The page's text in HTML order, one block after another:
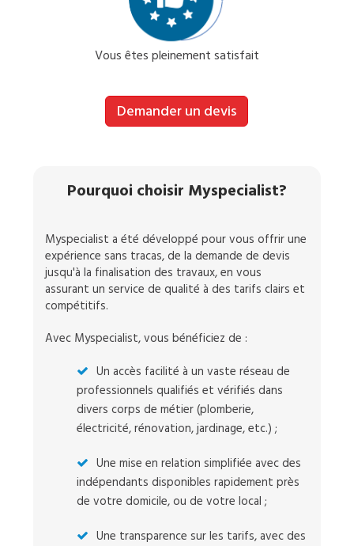
Vous êtes pleinement satisfait
Demander un devis
Pourquoi choisir Myspecialist?
Myspecialist a été développé pour vous offrir une
expérience sans tracas, de la demande de devis
jusqu'à la finalisation des travaux, en vous
assurant un service de qualité à des tarifs clairs et
compétitifs.
Avec Myspecialist, vous bénéficiez de :
Un accès facilité à un vaste réseau de
professionnels qualifiés et vérifiés dans
divers corps de métier (plomberie,
électricité, rénovation, jardinage, etc.) ;
Une mise en relation simplifiée avec des
indépendants disponibles rapidement près
de votre domicile, ou de votre local ;
Une transparence sur les tarifs, avec des